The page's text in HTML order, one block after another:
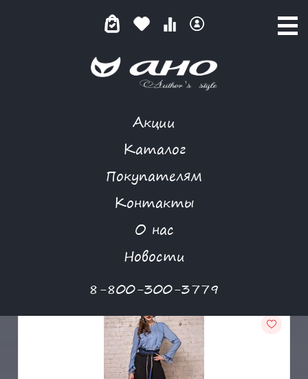
Акции
Каталог
Покупателям
Контакты
О нас
Новости
8-800-300-3779
КАТАЛОГ ТОВАРОВ